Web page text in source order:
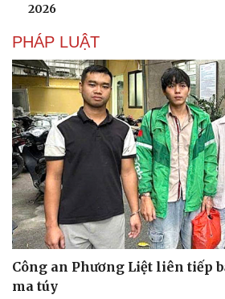
2026
PHÁP LUẬT
Công an Phương Liệt liên tiếp
ma túy